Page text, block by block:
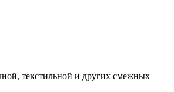
текстильной и других смежных